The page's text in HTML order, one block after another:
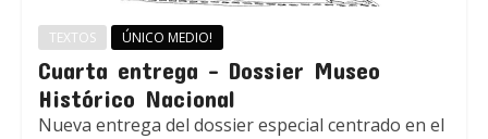
TEXTOS ÚNICO MEDIO!
Cuarta entrega – Dossier Museo
Histórico Nacional
Nueva entrega del dossier especial centrado en el